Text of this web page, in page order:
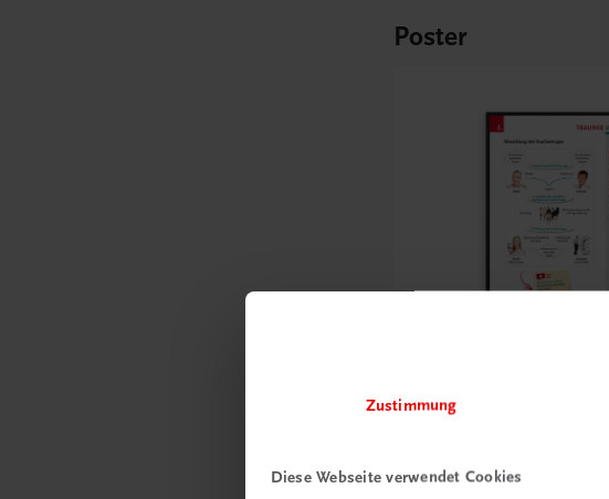
Zustimmung
Diese Webseite verwendet Cookies
Poster
Poster: Abwicklung des
€ 15,00